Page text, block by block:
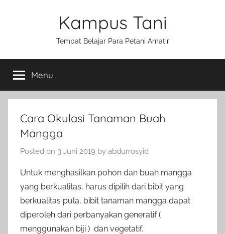
Kampus Tani
Tempat Belajar Para Petani Amatir
Menu
Cara Okulasi Tanaman Buah
Mangga
Posted on 3 Juni 2019 by abdurrosyid
Untuk menghasilkan pohon dan buah mangga
yang berkualitas, harus dipilih dari bibit yang
berkualitas pula, bibit tanaman mangga dapat
diperoleh dari perbanyakan generatif (
menggunakan biji ) dan vegetatif.